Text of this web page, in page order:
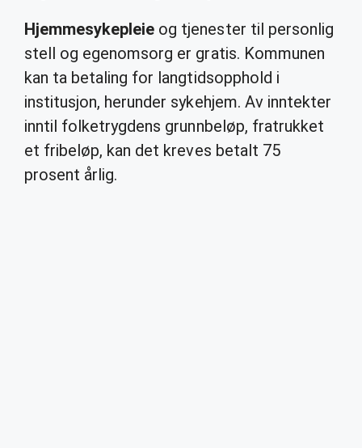
Hjemmesykepleie og tjenester til personlig
stell og egenomsorg er gratis. Kommunen
kan ta betaling for langtidsopphold i
institusjon, herunder sykehjem. Av inntekter
inntil folketrygdens grunnbeløp, fratrukket
et fribeløp, kan det kreves betalt 75
prosent årlig.